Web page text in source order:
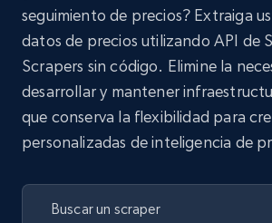
seguimiento de precios? Extraiga
datos de precios utilizando API de
Scrapers sin código. Elimine la
desarrollar y mantener
que conserva la flexibilidad para
personalizadas de inteligencia de